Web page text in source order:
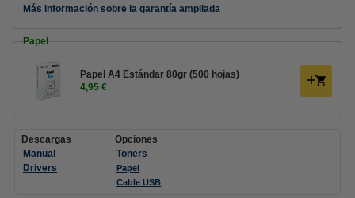
Más información sobre la garantía ampliada
Papel
Papel A4 Estándar 80gr (500 hojas)
4,95 €
Descargas
Manual
Drivers
Opciones
Toners
Papel
Cable USB